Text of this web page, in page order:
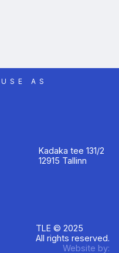
AS
Kadaka tee 131/2
12915 Tallinn
TLE © 2025
All rights reserved.
Website by: